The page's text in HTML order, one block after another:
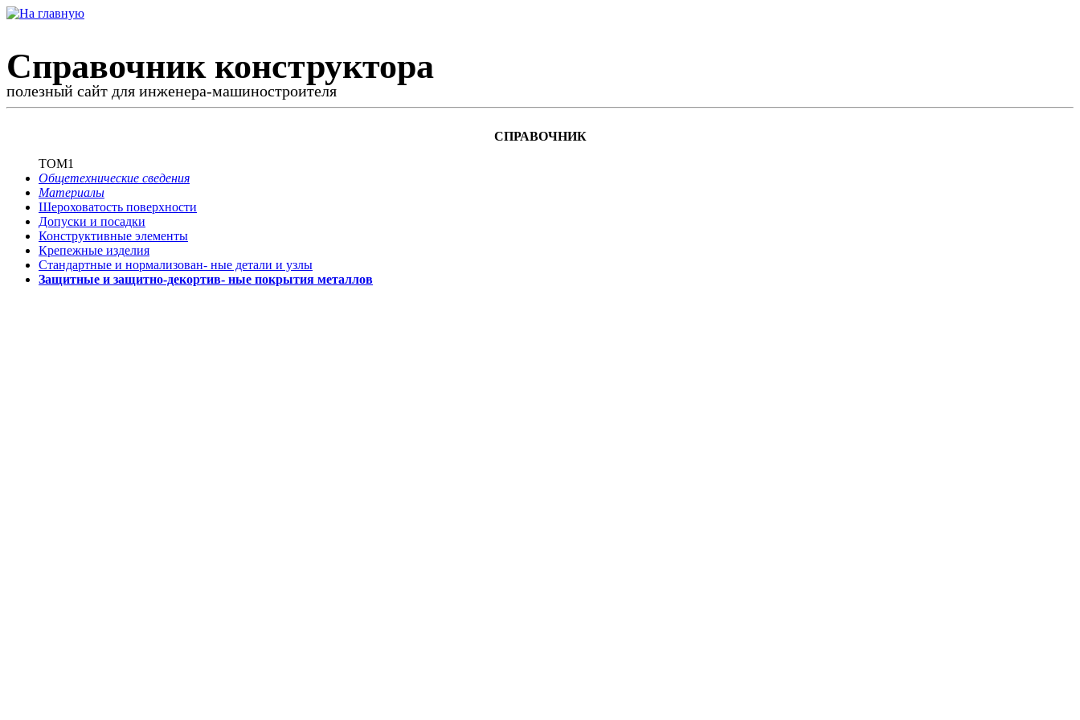
Справочник конструктора
полезный сайт для инженера-машиностроителя
СПРАВОЧНИК
ТОМ1
Общетехнические сведения
Материалы
Шероховатость поверхности
Допуски и посадки
Конструктивные элементы
Крепежные изделия
Стандартные и нормализован- ные детали и узлы
Защитные и защитно-декортив- ные покрытия металлов